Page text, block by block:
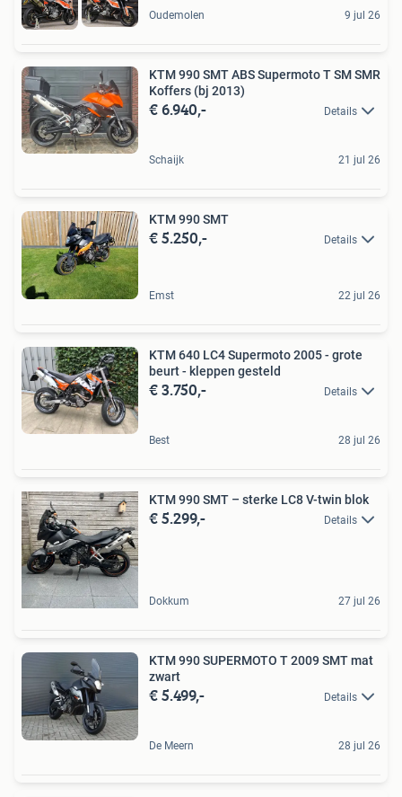
Oudemolen 9 jul 26
KTM 990 SMT ABS Supermoto T SM SMR
Koffers (bj 2013)
€ 6.940,- Details
Schaijk 21 jul 26
KTM 990 SMT
€ 5.250,- Details
Emst 22 jul 26
KTM 640 LC4 Supermoto 2005 - grote
beurt - kleppen gesteld
€ 3.750,- Details
Best 28 jul 26
KTM 990 SMT – sterke LC8 V-twin blok
€ 5.299,- Details
Dokkum 27 jul 26
KTM 990 SUPERMOTO T 2009 SMT mat
zwart
€ 5.499,- Details
De Meern 28 jul 26